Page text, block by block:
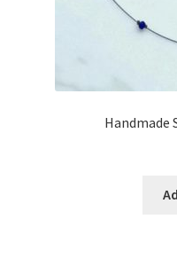
Handmade